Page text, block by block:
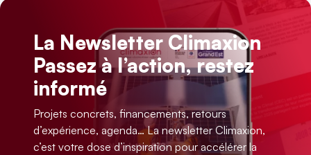
La Newsletter Climaxion
Passez à l’action, restez
informé
Projets concrets, financements, retours
d’expérience, agenda… La newsletter Climaxion,
c’est votre dose d’inspiration pour accélérer la